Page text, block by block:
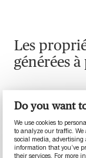
Do you want
We use cookies to
to analyze our traffic.
social media,
information that you’ve
their services. For more
Les
générées
avec des
profils
extrudés.